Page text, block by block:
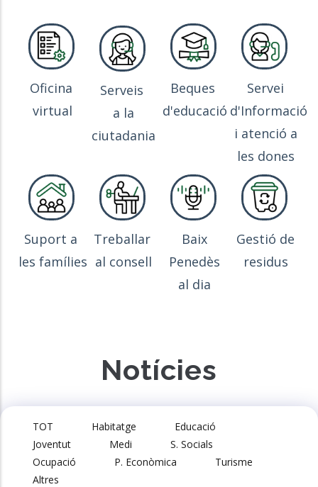
Oficina
virtual
Serveis
a la
ciutadania
Beques
d'educació
Servei
d'Informació
i atenció a
les dones
Suport a
les famílies
Treballar
al consell
Baix
Penedès
al dia
Gestió de
residus
Notícies
TOT Habitatge
Educació
Joventut
Medi
S. Socials
Ocupació
P. Econòmica
Turisme
Altres